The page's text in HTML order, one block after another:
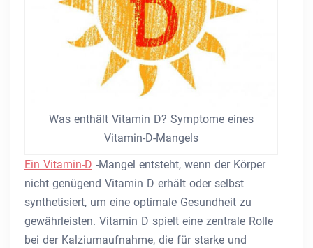
Was enthält Vitamin D? Symptome eines
Vitamin-D-Mangels
Ein Vitamin-D -Mangel entsteht, wenn der Körper
nicht genügend Vitamin D erhält oder selbst
synthetisiert, um eine optimale Gesundheit zu
gewährleisten. Vitamin D spielt eine zentrale Rolle
bei der Kalziumaufnahme, die für starke und